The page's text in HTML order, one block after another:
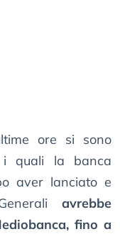
ore si sono
i quali la banca
aver lanciato e
avrebbe
fino a